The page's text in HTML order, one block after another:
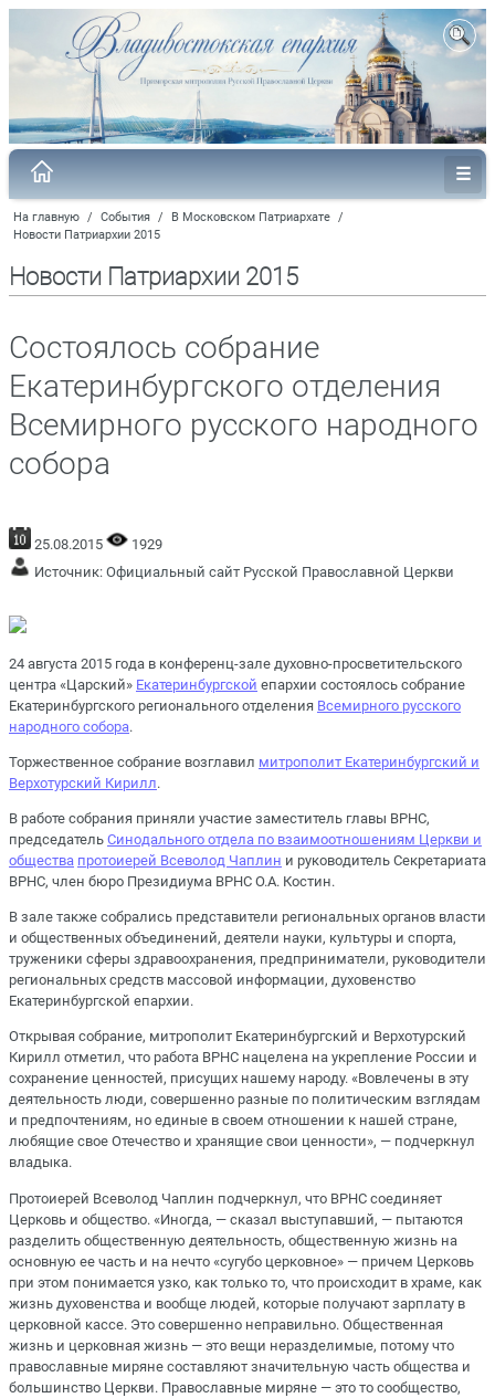
На главную / События / В Московском Патриархате /
Новости Патриархии 2015
Новости Патриархии 2015
Состоялось собрание
Екатеринбургского отделения
Всемирного русского народного
собора
25.08.2015
1929
Источник: Официальный сайт Русской Православной Церкви
24 августа 2015 года в конференц-зале духовно-просветительского
центра «Царский» Екатеринбургской епархии состоялось собрание
Екатеринбургского регионального отделения Всемирного русского
народного собора.
Торжественное собрание возглавил митрополит Екатеринбургский и
Верхотурский Кирилл.
В работе собрания приняли участие заместитель главы ВРНС,
председатель Синодального отдела по взаимоотношениям Церкви и
общества протоиерей Всеволод Чаплин и руководитель Секретариата
ВРНС, член бюро Президиума ВРНС О.А. Костин.
В зале также собрались представители региональных органов власти
и общественных объединений, деятели науки, культуры и спорта,
труженики сферы здравоохранения, предприниматели, руководители
региональных средств массовой информации, духовенство
Екатеринбургской епархии.
Открывая собрание, митрополит Екатеринбургский и Верхотурский
Кирилл отметил, что работа ВРНС нацелена на укрепление России и
сохранение ценностей, присущих нашему народу. «Вовлечены в эту
деятельность люди, совершенно разные по политическим взглядам
и предпочтениям, но единые в своем отношении к нашей стране,
любящие свое Отечество и хранящие свои ценности», — подчеркнул
владыка.
Протоиерей Всеволод Чаплин подчеркнул, что ВРНС соединяет
Церковь и общество. «Иногда, — сказал выступавший, — пытаются
разделить общественную деятельность, общественную жизнь на
основную ее часть и на нечто «сугубо церковное» — причем Церковь
при этом понимается узко, как только то, что происходит в храме, как
жизнь духовенства и вообще людей, которые получают зарплату в
церковной кассе. Это совершенно неправильно. Общественная
жизнь и церковная жизнь — это вещи неразделимые, потому что
православные миряне составляют значительную часть общества и
большинство Церкви. Православные миряне — это то сообщество,